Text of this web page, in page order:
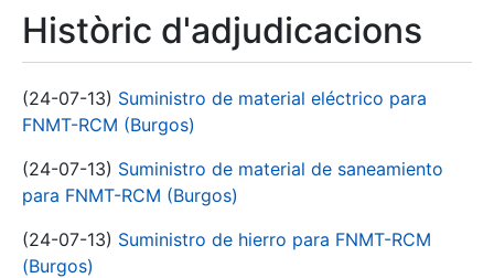
Històric d'adjudicacions
(24-07-13) Suministro de material eléctrico para
FNMT-RCM (Burgos)
(24-07-13) Suministro de material de saneamiento
para FNMT-RCM (Burgos)
(24-07-13) Suministro de hierro para FNMT-RCM
(Burgos)